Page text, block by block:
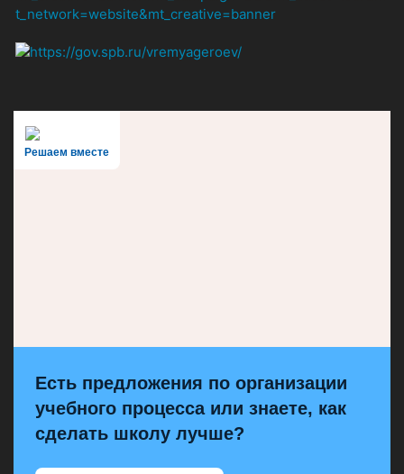
Решаем вместе
Есть предложения по организации
учебного процесса или знаете, как
сделать школу лучше?